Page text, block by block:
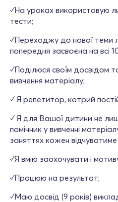
✓На уроках використовую
тести;
✓Переходжу до нової теми
попередня засвоєна на всі
✓Поділюся своїм досвідом
вивчення матеріалу;
✓ Я репетитор, котрий
✓ Я для Вашої дитини не
помічник у вивченні
заняттях кожен
✓Я вмію заохочувати і
✓Працюю на результат;
✓Маю досвід (9 років)